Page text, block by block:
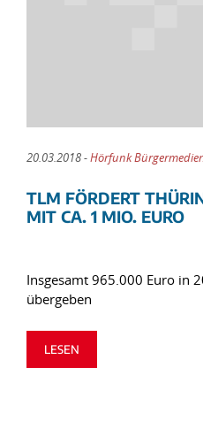
20.03.2018 -Hörfunk
TLM FÖRDERT
MIT CA. 1 MIO. EURO
Insgesamt 965.000 Euro in
übergeben
LESEN